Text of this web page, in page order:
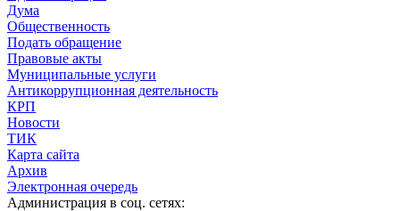
Дума
Общественность
Подать обращение
Правовые акты
Муниципальные услуги
Антикоррупционная деятельность
КРП
Новости
ТИК
Карта сайта
Архив
Электронная очередь
Администрация в соц. сетях: